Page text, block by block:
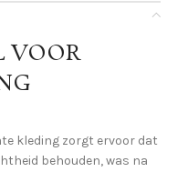
VOOR
kleding zorgt ervoor dat
behouden, was na